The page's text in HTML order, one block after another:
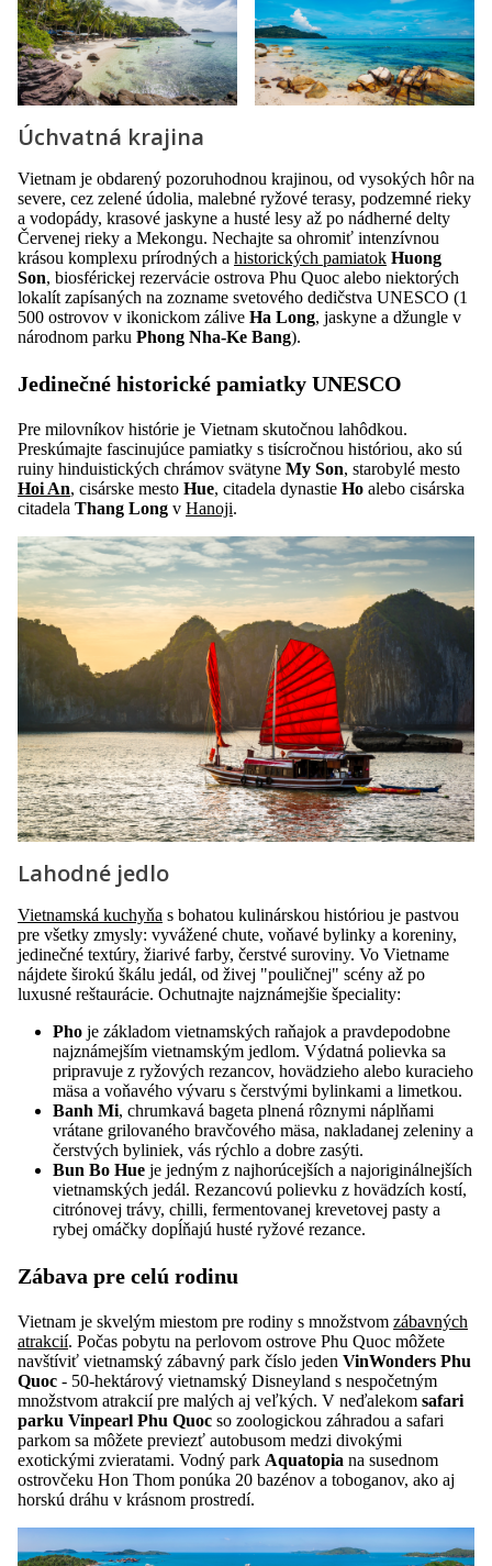
Úchvatná krajina
Vietnam je obdarený pozoruhodnou krajinou, od vysokých hôr na
severe, cez zelené údolia, malebné ryžové terasy, podzemné rieky
a vodopády, krasové jaskyne a husté lesy až po nádherné delty
Červenej rieky a Mekongu. Nechajte sa ohromiť intenzívnou
krásou komplexu prírodných a historických pamiatok Huong
Son, biosférickej rezervácie ostrova Phu Quoc alebo niektorých
lokalít zapísaných na zozname svetového dedičstva UNESCO (1
500 ostrovov v ikonickom zálive Ha Long, jaskyne a džungle v
národnom parku Phong Nha-Ke Bang).
Jedinečné historické pamiatky UNESCO
Pre milovníkov histórie je Vietnam skutočnou lahôdkou.
Preskúmajte fascinujúce pamiatky s tisícročnou históriou, ako sú
ruiny hinduistických chrámov svätyne My Son, starobylé mesto
Hoi An, cisárske mesto Hue, citadela dynastie Ho alebo cisárska
citadela Thang Long v Hanoji.
Lahodné jedlo
Vietnamská kuchyňa s bohatou kulinárskou históriou je pastvou
pre všetky zmysly: vyvážené chute, voňavé bylinky a koreniny,
jedinečné textúry, žiarivé farby, čerstvé suroviny. Vo Vietname
nájdete širokú škálu jedál, od živej "pouličnej" scény až po
luxusné reštaurácie. Ochutnajte najznámejšie špeciality:
Pho je základom vietnamských raňajok a pravdepodobne
najznámejším vietnamským jedlom. Výdatná polievka sa
pripravuje z ryžových rezancov, hovädzieho alebo kuracieho
mäsa a voňavého vývaru s čerstvými bylinkami a limetkou.
Banh Mi, chrumkavá bageta plnená rôznymi náplňami
vrátane grilovaného bravčového mäsa, nakladanej zeleniny a
čerstvých byliniek, vás rýchlo a dobre zasýti.
Bun Bo Hue je jedným z najhorúcejších a najoriginálnejších
vietnamských jedál. Rezancovú polievku z hovädzích kostí,
citrónovej trávy, chilli, fermentovanej krevetovej pasty a
rybej omáčky dopĺňajú husté ryžové rezance.
Zábava pre celú rodinu
Vietnam je skvelým miestom pre rodiny s množstvom zábavných
atrakcií. Počas pobytu na perlovom ostrove Phu Quoc môžete
navštíviť vietnamský zábavný park číslo jeden VinWonders Phu
Quoc - 50-hektárový vietnamský Disneyland s nespočetným
množstvom atrakcií pre malých aj veľkých. V neďalekom safari
parku Vinpearl Phu Quoc so zoologickou záhradou a safari
parkom sa môžete previezť autobusom medzi divokými
exotickými zvieratami. Vodný park Aquatopia na susednom
ostrovčeku Hon Thom ponúka 20 bazénov a toboganov, ako aj
horskú dráhu v krásnom prostredí.